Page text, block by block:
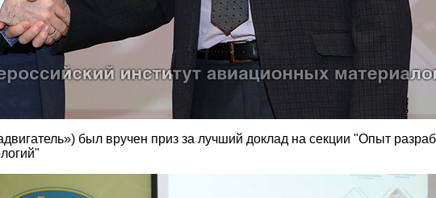
был вручен приз за лучший доклад на секции "Опыт